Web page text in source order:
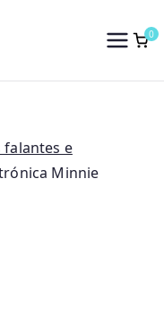
Baby
0
falantes e
Minnie